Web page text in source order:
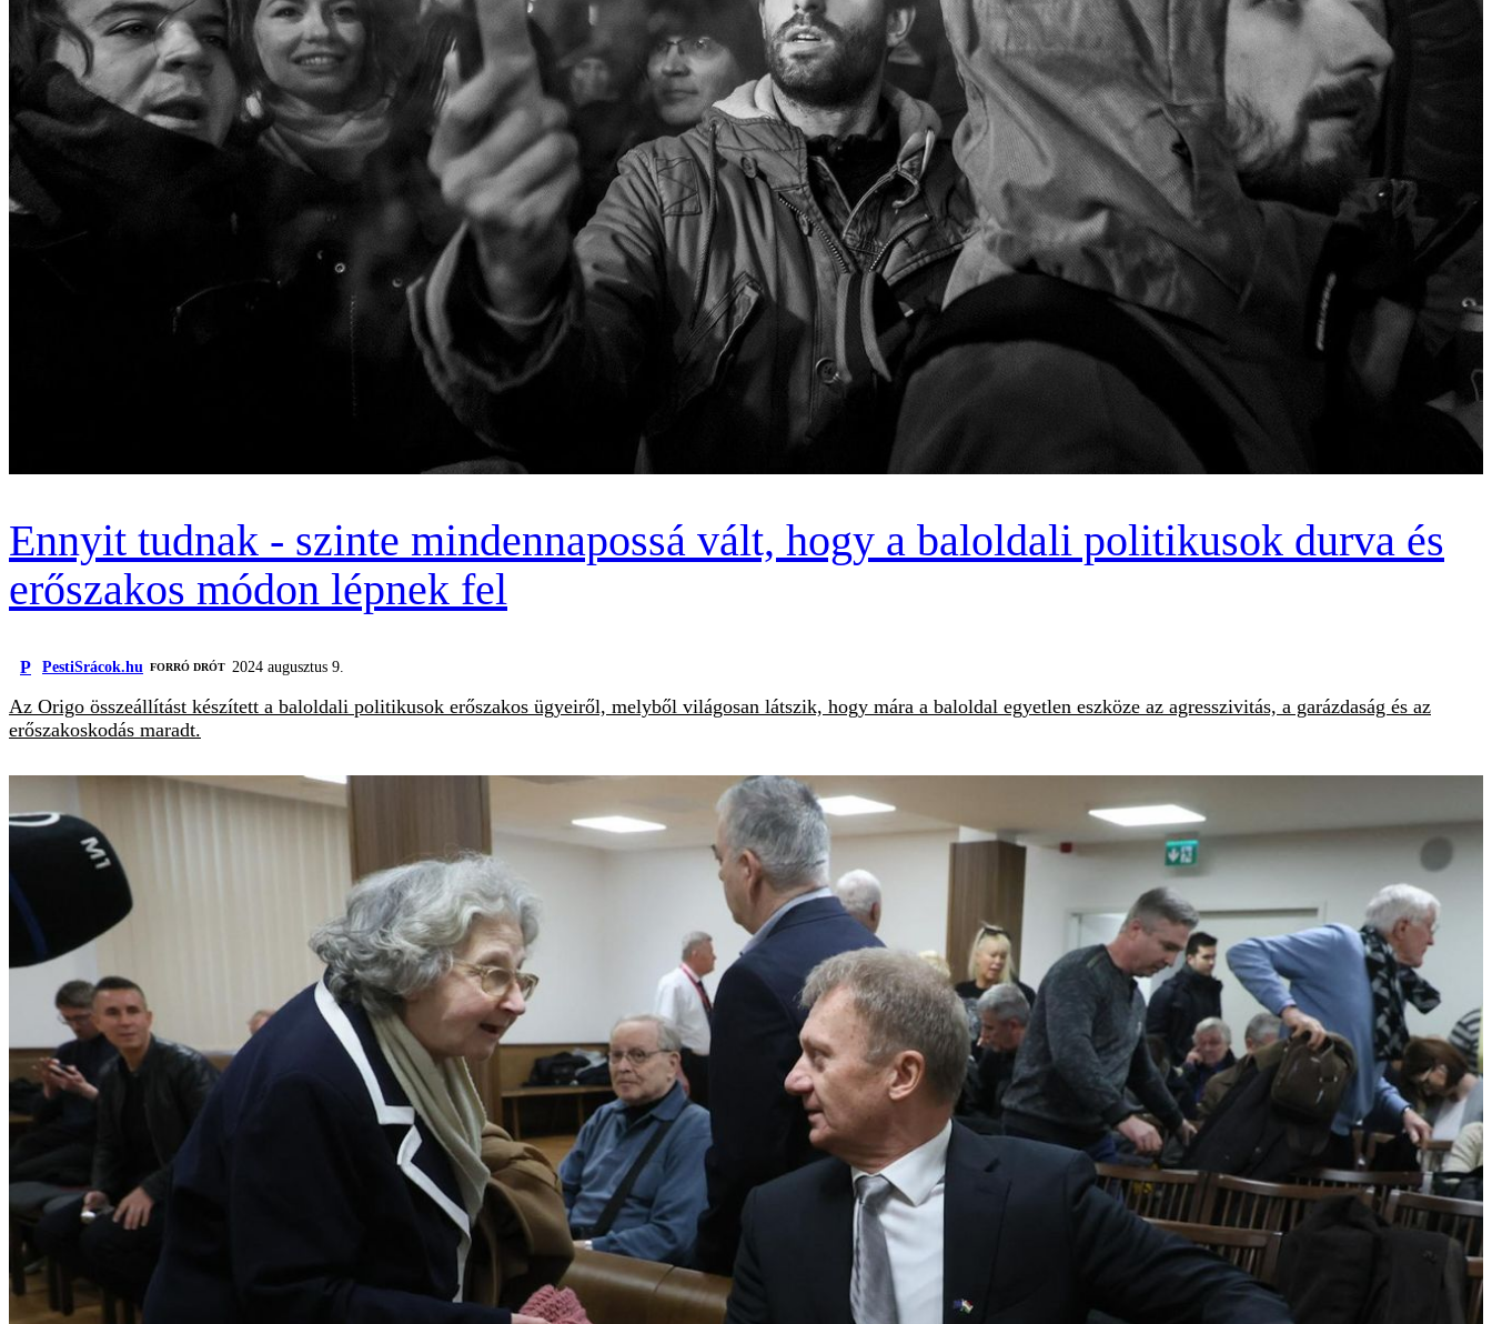
Ennyit tudnak - szinte mindennapossá vált, hogy a baloldali politikusok durva és
erőszakos módon lépnek fel
P PestiSrácok.hu FORRÓ DRÓT 2024 augusztus 9.
Az Origo összeállítást készített a baloldali politikusok erőszakos ügyeiről, melyből világosan látszik, hogy mára a baloldal egyetlen eszköze az agresszivitás, a garázdaság és az
erőszakoskodás maradt.